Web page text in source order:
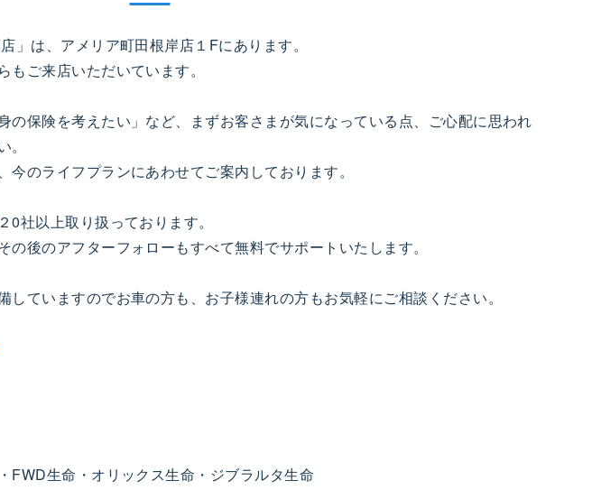
」は、アメリア町田根岸店１Fにあります。
ご来店いただいています。
の保険を考えたい」など、まずお客さまが気になっている点、ご心配に思われ
のライフプランにあわせてご案内しております。
社以上取り扱っております。
後のアフターフォローもすべて無料でサポートいたします。
していますのでお車の方も、お子様連れの方もお気軽にご相談ください。
FWD生命・オリックス生命・ジブラルタ生命